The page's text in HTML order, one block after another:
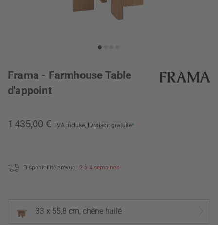
Frama - Farmhouse Table
d'appoint
1 435,00 € TVA incluse, livraison gratuite*
Disponibilité prévue : 2 à 4 semaines
33 x 55,8 cm, chêne huilé